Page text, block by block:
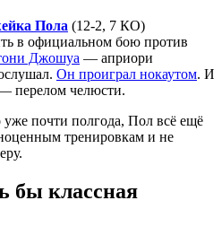
Пола (12-2, 7 КО)
в официальном бою против
Джошуа — априори
Он проиграл нокаутом. И
перелом челюсти.
почти полгода, Пол всё ещё
тренировкам и не
бы классная